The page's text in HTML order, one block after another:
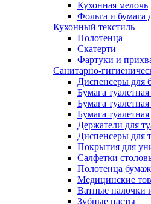
Кухонная мелочь
Фольга и бумага
Кухонный текстиль
Полотенца
Скатерти
Фартуки и
Санитарно-
Диспенсеры для
Бумага
Бумага
Бумага
Держатели для
Диспенсеры для
Покрытия для
Салфетки
Полотенца
Медицинские
Ватные палочки
Зубные пасты